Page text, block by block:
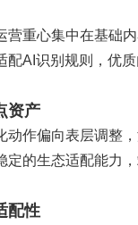
重心集中在基础
配AI识别规则，优
资产
作偏向表层调整
的生态适配能力
配性